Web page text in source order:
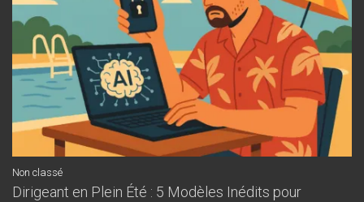
Non classé
Dirigeant en Plein Été : 5 Modèles Inédits pour